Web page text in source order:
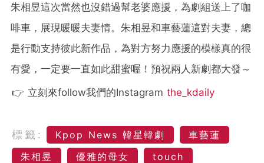
朱相昱這次當然也沒錯過幫老婆應援，為劇組送上了咖
啡車，展現暖暖夫妻情。朱相昱和車藝蓮這對夫妻，總
是行動支持彼此新作品，為對方努力應援的模樣真的很
有愛，一定要一直如此甜蜜喔！預祝兩人新劇都大發～
👉 立刻來follow我們的Instagram the_kdaily
標籤: Kpop News 韓星韓劇
車藝蓮
朱相昱
優雅的母女 touch